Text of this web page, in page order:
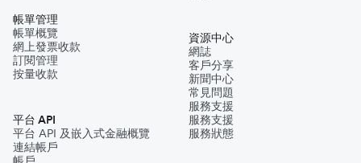
帳單管理
帳單概覽
網上發票收款
訂閱管理
按量收款
平台 API
平台 API 及嵌入式金融概覽
連結帳戶
資源中心
網誌
客戶分享
新聞中心
常見問題
服務支援
服務支援
服務狀態